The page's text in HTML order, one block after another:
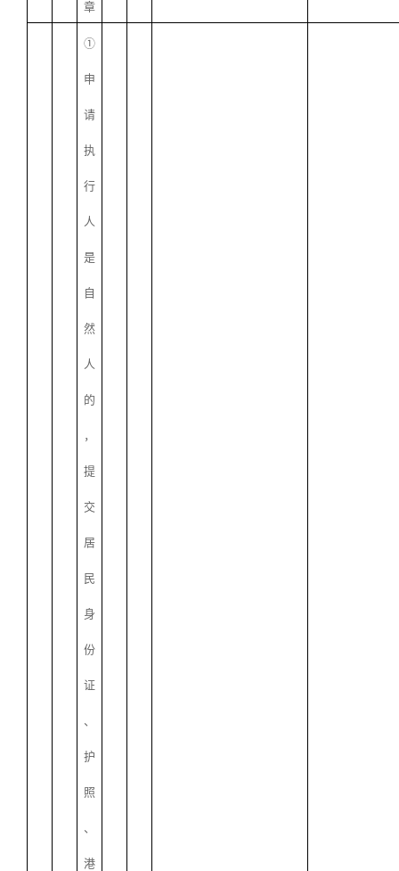
章
①
申
请
执
行
人
是
自
然
人
的
，
提
交
居
民
身
份
证
、
护
照
、
港